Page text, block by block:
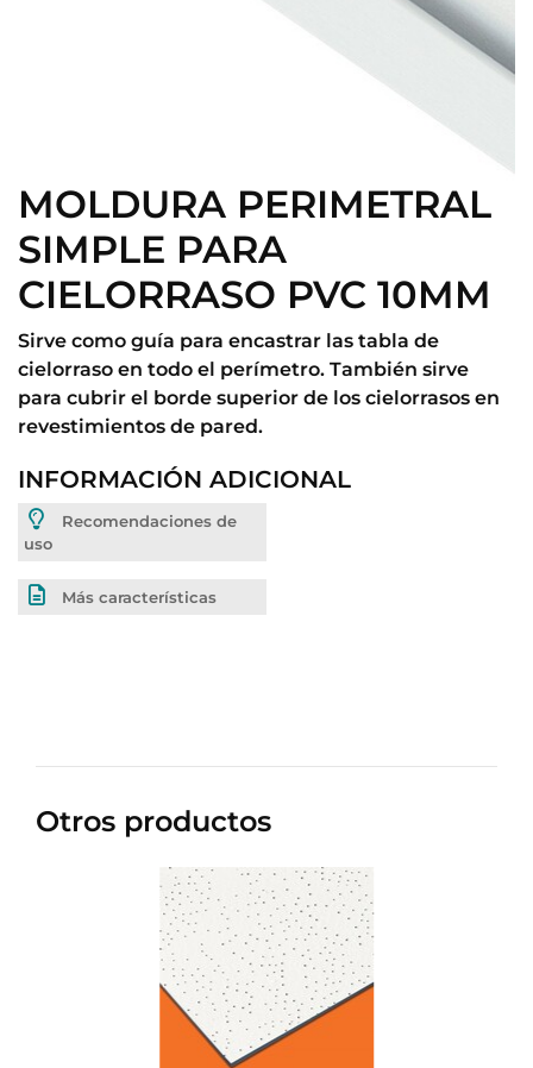
MOLDURA PERIMETRAL
SIMPLE PARA
CIELORRASO PVC 10MM
Sirve como guía para encastrar las tabla de
cielorraso en todo el perímetro. También sirve
para cubrir el borde superior de los cielorrasos en
revestimientos de pared.
INFORMACIÓN ADICIONAL
Recomendaciones de
uso
Más características
Otros productos